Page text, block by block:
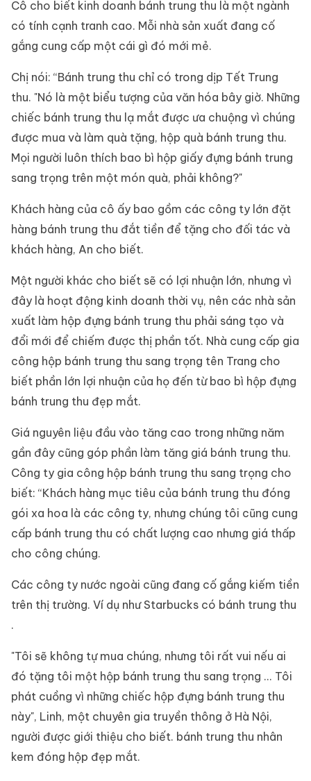
Cô cho biết kinh doanh bánh trung thu là một ngành
có tính cạnh tranh cao. Mỗi nhà sản xuất đang cố
gắng cung cấp một cái gì đó mới mẻ.
Chị nói: “Bánh trung thu chỉ có trong dịp Tết Trung
thu. "Nó là một biểu tượng của văn hóa bây giờ. Những
chiếc bánh trung thu lạ mắt được ưa chuộng vì chúng
được mua và làm quà tặng, hộp quà bánh trung thu.
Mọi người luôn thích bao bì hộp giấy đựng bánh trung
sang trọng trên một món quà, phải không?"
Khách hàng của cô ấy bao gồm các công ty lớn đặt
hàng bánh trung thu đắt tiền để tặng cho đối tác và
khách hàng, An cho biết.
Một người khác cho biết sẽ có lợi nhuận lớn, nhưng vì
đây là hoạt động kinh doanh thời vụ, nên các nhà sản
xuất làm hộp đựng bánh trung thu phải sáng tạo và
đổi mới để chiếm được thị phần tốt. Nhà cung cấp gia
công hộp bánh trung thu sang trọng tên Trang cho
biết phần lớn lợi nhuận của họ đến từ bao bì hộp đựng
bánh trung thu đẹp mắt.
Giá nguyên liệu đầu vào tăng cao trong những năm
gần đây cũng góp phần làm tăng giá bánh trung thu.
Công ty gia công hộp bánh trung thu sang trọng cho
biết: “Khách hàng mục tiêu của bánh trung thu đóng
gói xa hoa là các công ty, nhưng chúng tôi cũng cung
cấp bánh trung thu có chất lượng cao nhưng giá thấp
cho công chúng.
Các công ty nước ngoài cũng đang cố gắng kiếm tiền
trên thị trường. Ví dụ như Starbucks có bánh trung thu
.
"Tôi sẽ không tự mua chúng, nhưng tôi rất vui nếu ai
đó tặng tôi một hộp bánh trung thu sang trọng ... Tôi
phát cuồng vì những chiếc hộp đựng bánh trung thu
này", Linh, một chuyên gia truyền thông ở Hà Nội,
người được giới thiệu cho biết. bánh trung thu nhân
kem đóng hộp đẹp mắt.